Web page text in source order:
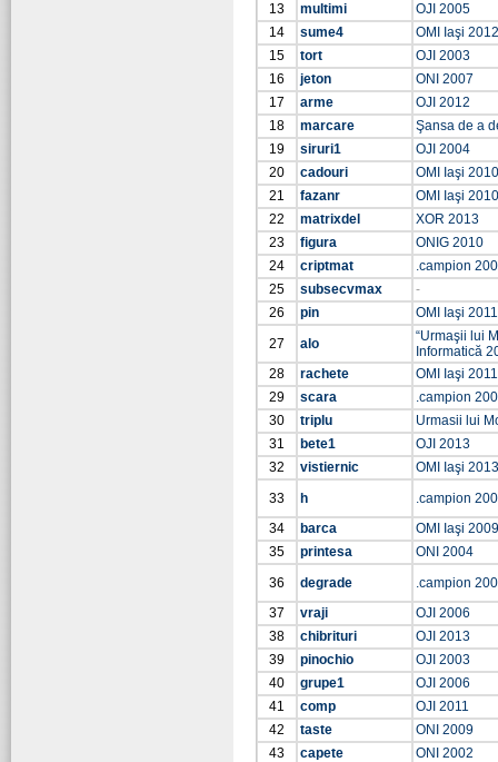
13
multimi
OJI 2005
14
sume4
OMI Iaşi 2012
15
tort
OJI 2003
16
jeton
ONI 2007
17
arme
OJI 2012
18
marcare
Şansa de a
19
siruri1
OJI 2004
20
cadouri
OMI Iaşi 2010
21
fazanr
OMI Iaşi 2010
22
matrixdel
XOR 2013
23
figura
ONIG 2010
24
criptmat
.campion
25
subsecvmax
-
26
pin
OMI Iaşi 2011
27
alo
“Urmaşii lui
Informatică
28
rachete
OMI Iaşi 2011
29
scara
.campion
30
triplu
Urmasii lui
31
bete1
OJI 2013
32
vistiernic
OMI Iaşi 2013
33
h
.campion
34
barca
OMI Iaşi 2009
35
printesa
ONI 2004
36
degrade
.campion
37
vraji
OJI 2006
38
chibrituri
OJI 2013
39
pinochio
OJI 2003
40
grupe1
OJI 2006
41
comp
OJI 2011
42
taste
ONI 2009
43
capete
ONI 2002